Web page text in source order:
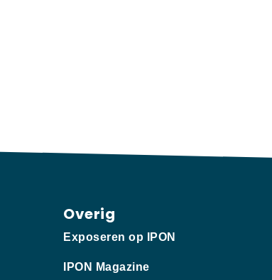
Overig
Exposeren op IPON
IPON Magazine